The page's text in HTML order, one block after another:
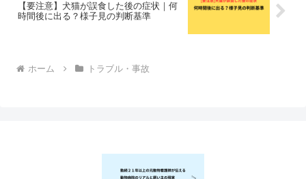
【要注意】犬猫が誤食した後の症状｜何
時間後に出る？様子見の判断基準
ホーム トラブル・事故